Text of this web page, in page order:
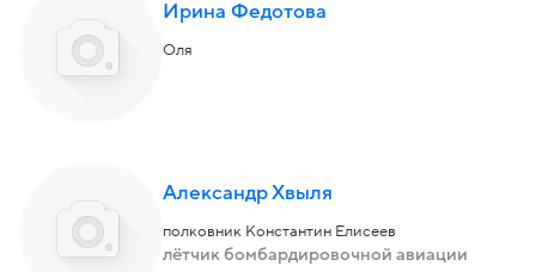
Ирина Федотова
Оля
Александр Хвыля
полковник Константин Елисеев
лётчик бомбардировочной авиации